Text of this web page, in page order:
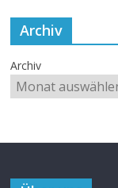
Archiv
Archiv